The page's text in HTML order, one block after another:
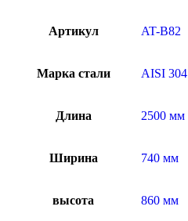
Артикул AT-B82
Марка стали AISI 304
Длина 2500 мм
Ширина 740 мм
высота 860 мм